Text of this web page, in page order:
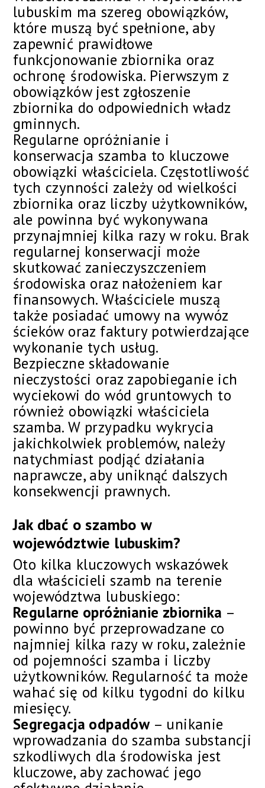
lubuskim ma szereg obowiązków,
które muszą być spełnione, aby
zapewnić prawidłowe
funkcjonowanie zbiornika oraz
ochronę środowiska. Pierwszym z
obowiązków jest zgłoszenie
zbiornika do odpowiednich władz
gminnych.
Regularne opróżnianie i
konserwacja szamba to kluczowe
obowiązki właściciela. Częstotliwość
tych czynności zależy od wielkości
zbiornika oraz liczby użytkowników,
ale powinna być wykonywana
przynajmniej kilka razy w roku. Brak
regularnej konserwacji może
skutkować zanieczyszczeniem
środowiska oraz nałożeniem kar
finansowych. Właściciele muszą
także posiadać umowy na wywóz
ścieków oraz faktury potwierdzające
wykonanie tych usług.
Bezpieczne składowanie
nieczystości oraz zapobieganie ich
wyciekowi do wód gruntowych to
również obowiązki właściciela
szamba. W przypadku wykrycia
jakichkolwiek problemów, należy
natychmiast podjąć działania
naprawcze, aby uniknąć dalszych
konsekwencji prawnych.
Jak dbać o szambo w
województwie lubuskim?
Oto kilka kluczowych wskazówek
dla właścicieli szamb na terenie
województwa lubuskiego:
Regularne opróżnianie zbiornika –
powinno być przeprowadzane co
najmniej kilka razy w roku, zależnie
od pojemności szamba i liczby
użytkowników. Regularność ta może
wahać się od kilku tygodni do kilku
miesięcy.
Segregacja odpadów – unikanie
wprowadzania do szamba substancji
szkodliwych dla środowiska jest
kluczowe, aby zachować jego